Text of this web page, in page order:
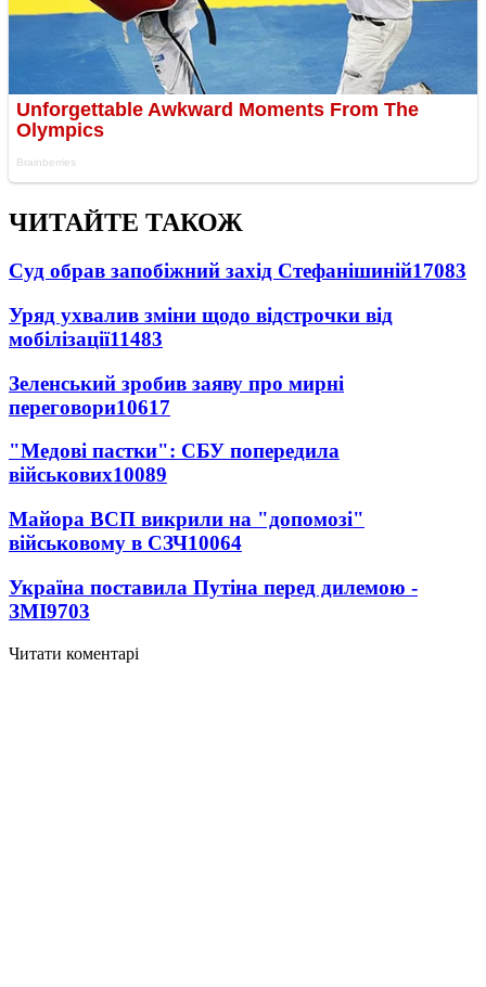
ЧИТАЙТЕ ТАКОЖ
Суд обрав запобіжний захід Стефанішиній17083
Уряд ухвалив зміни щодо відстрочки від
мобілізації11483
Зеленський зробив заяву про мирні
переговори10617
"Медові пастки": СБУ попередила
військових10089
Майора ВСП викрили на "допомозі"
військовому в СЗЧ10064
Україна поставила Путіна перед дилемою -
ЗМІ9703
Читати коментарі